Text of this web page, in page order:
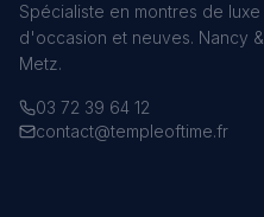
Spécialiste en montres de luxe
d'occasion et neuves. Nancy &
Metz.
03 72 39 64 12
contact@templeoftime.fr